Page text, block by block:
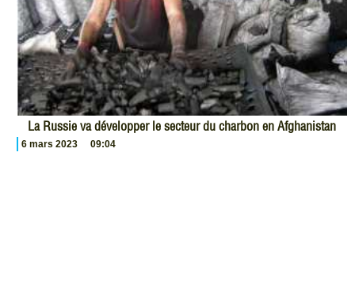
La Russie va développer le secteur du charbon en Afghanistan
6 mars 2023 09:04